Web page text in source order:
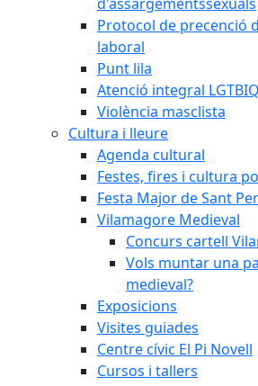
Protocol de precenció
laboral
Punt lila
Atenció integral
Violència masclista
Cultura i lleure
Agenda cultural
Festes, fires i cultura
Festa Major de Sant
Vilamagore Medieval
Concurs cartell
Vols muntar una
medieval?
Exposicions
Visites guiades
Centre cívic El Pi Novell
Cursos i tallers